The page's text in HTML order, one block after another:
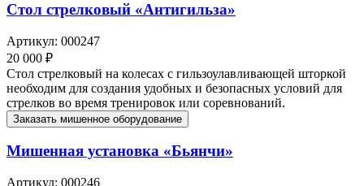
Стол стрелковый «Антигильза»
Артикул: 000247
20 000 ₽
Стол стрелковый на колесах с гильзоулавливающей шторкой
необходим для создания удобных и безопасных условий для
стрелков во время тренировок или соревнований.
Заказать мишенное оборудование
Мишенная установка «Бьянчи»
Артикул: 000246